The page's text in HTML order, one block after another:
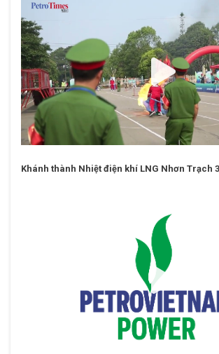
Khánh thành Nhiệt điện khí LNG Nhơn Trạch